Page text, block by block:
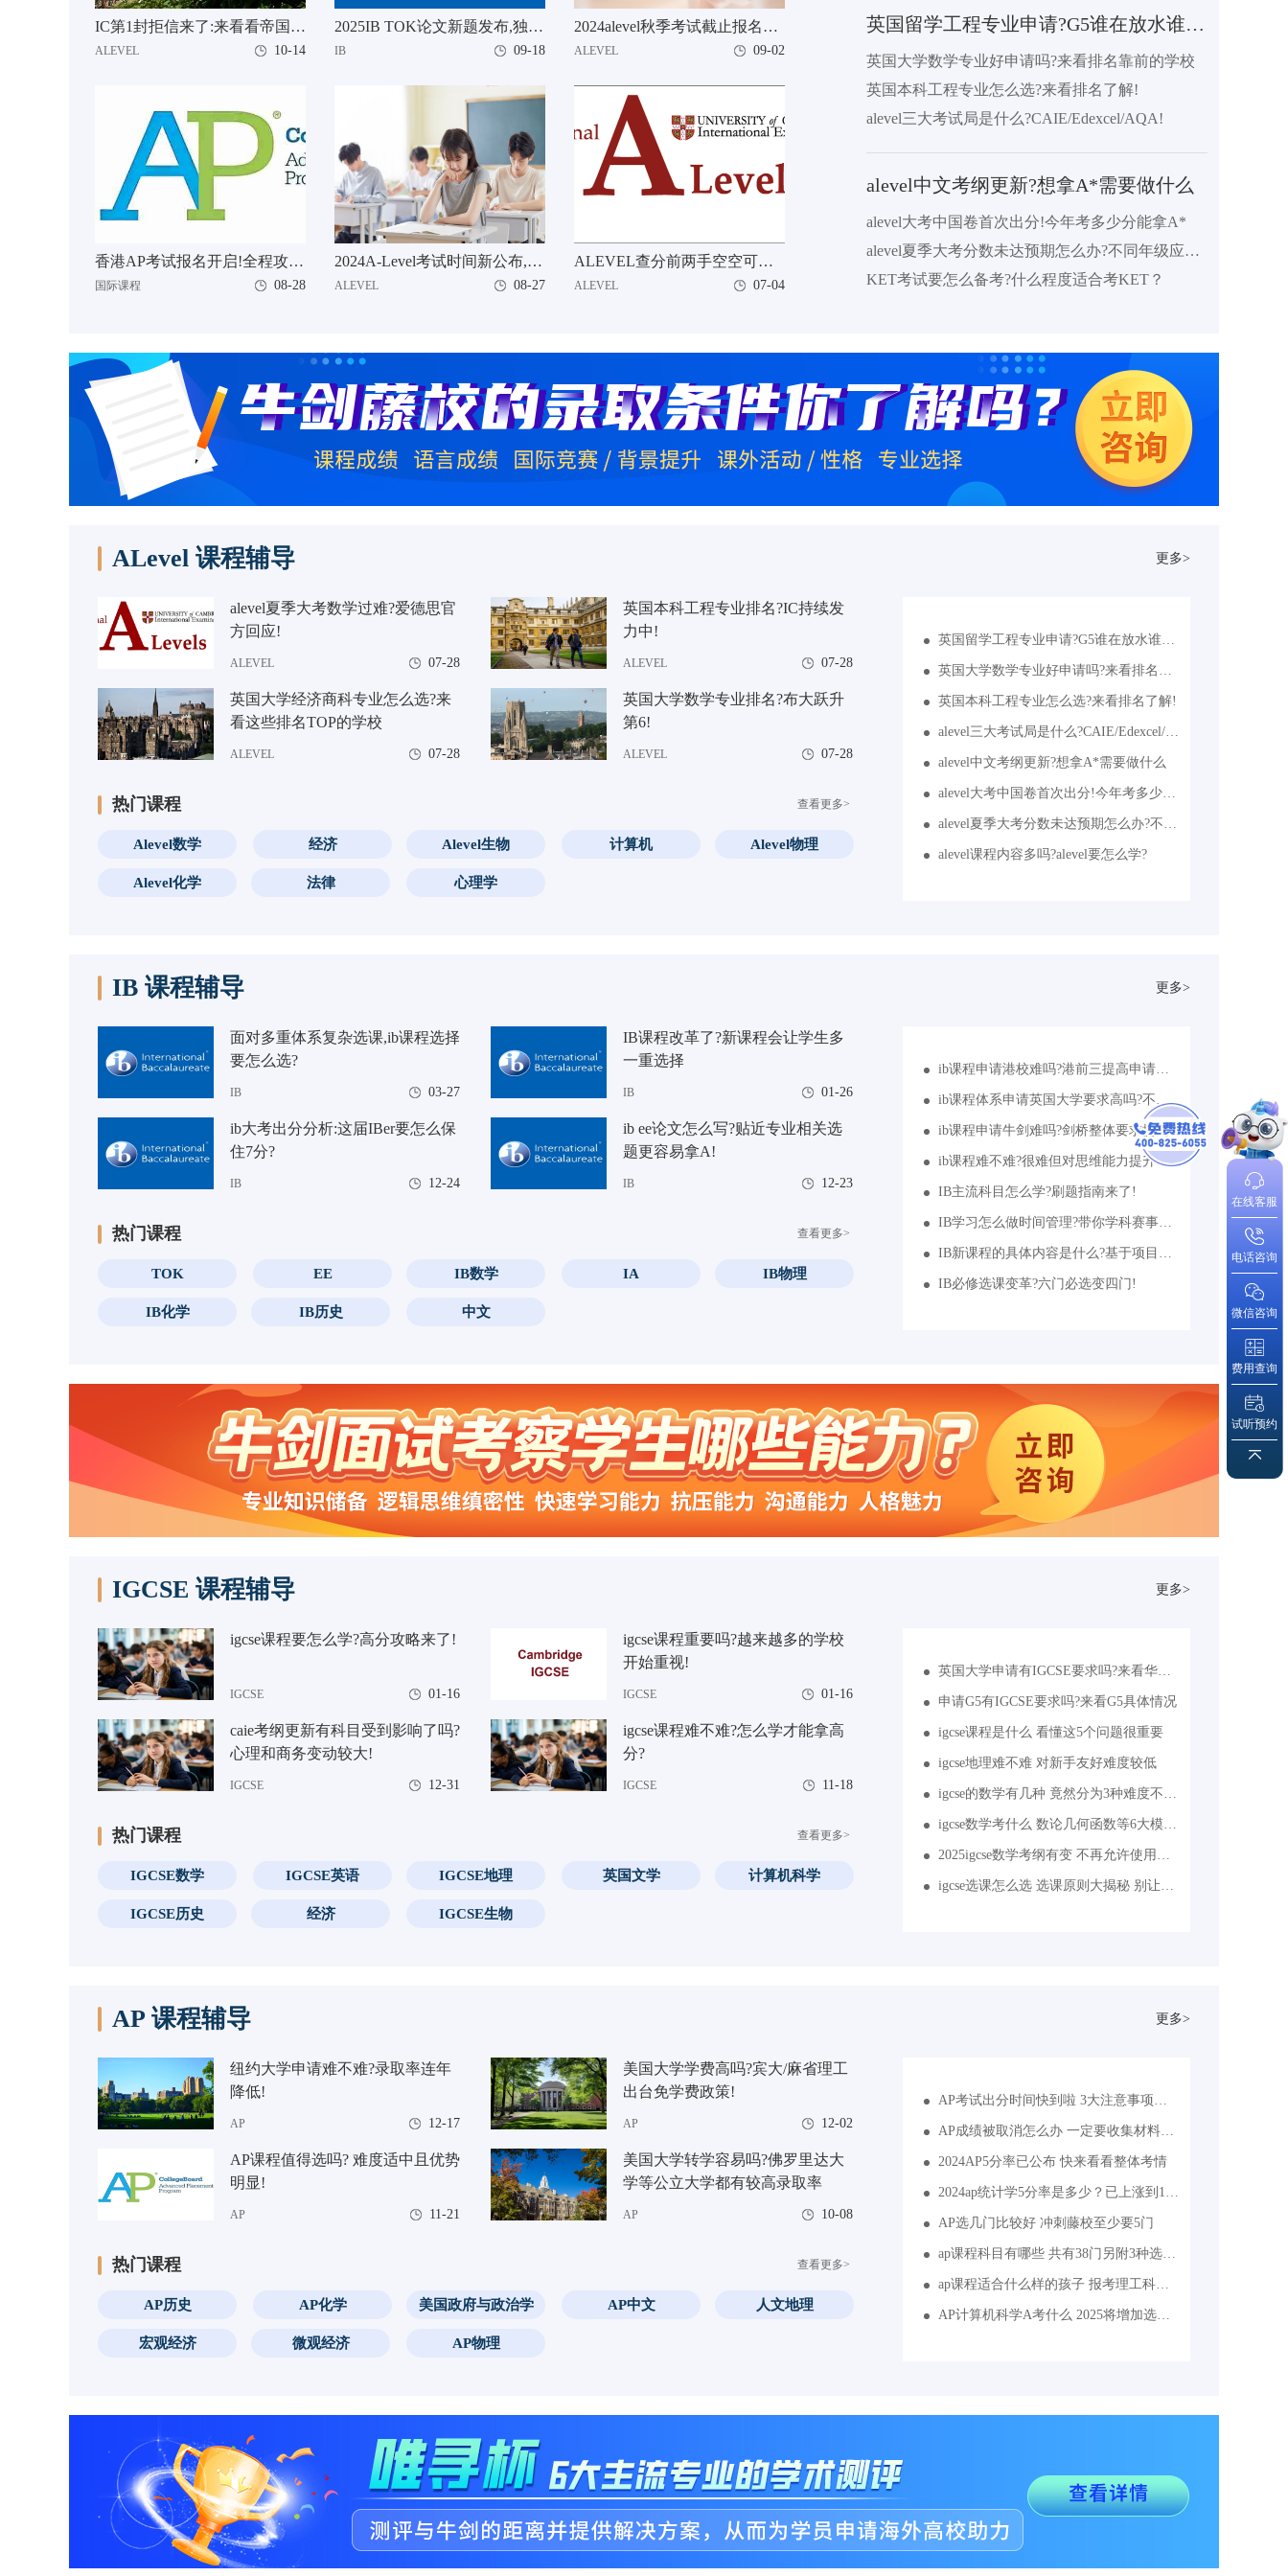
IC第1封拒信来了:来看看帝国理工拒信原因都有哪些
ALEVEL 10-14
2025IB TOK论文新题发布,独家千字破题思路来袭!
IB 09-18
2024alevel秋季考试截止报名时间?提前到9月2日
ALEVEL 09-02
香港AP考试报名开启!全程攻略建议收藏
国际课程 08-28
2024A-Level考试时间新公布,快来码住!
ALEVEL 08-27
ALEVEL查分前两手空空可不行 很多材料都要找好
ALEVEL 07-04
英国留学工程专业申请?G5谁在放水谁在收紧?
英国大学数学专业好申请吗?来看排名靠前的学校
英国本科工程专业怎么选?来看排名了解!
alevel三大考试局是什么?CAIE/Edexcel/AQA!
alevel中文考纲更新?想拿A*需要做什么
alevel大考中国卷首次出分!今年考多少分能拿A*
alevel夏季大考分数未达预期怎么办?不同年级应对策略来了!
KET考试要怎么备考?什么程度适合考KET？
ALevel 课程辅导 更多>
alevel夏季大考数学过难?爱德思官
方回应!
ALEVEL 07-28
英国本科工程专业排名?IC持续发
力中!
ALEVEL 07-28
英国大学经济商科专业怎么选?来
看这些排名TOP的学校
ALEVEL 07-28
英国大学数学专业排名?布大跃升
第6!
ALEVEL 07-28
热门课程 查看更多>
Alevel数学 经济 Alevel生物 计算机 Alevel物理
Alevel化学 法律 心理学
英国留学工程专业申请?G5谁在放水谁在收紧?
英国大学数学专业好申请吗?来看排名靠前的学校
英国本科工程专业怎么选?来看排名了解!
alevel三大考试局是什么?CAIE/Edexcel/AQA!
alevel中文考纲更新?想拿A*需要做什么
alevel大考中国卷首次出分!今年考多少分能拿A*
alevel夏季大考分数未达预期怎么办?不同年级应对策略来了!
alevel课程内容多吗?alevel要怎么学?
IB 课程辅导 更多>
面对多重体系复杂选课,ib课程选择
要怎么选?
IB 03-27
IB课程改革了?新课程会让学生多
一重选择
IB 01-26
ib大考出分分析:这届IBer要怎么保
住7分?
IB 12-24
ib ee论文怎么写?贴近专业相关选
题更容易拿A!
IB 12-23
热门课程 查看更多>
TOK EE IB数学 IA IB物理
IB化学 IB历史 中文
ib课程申请港校难吗?港前三提高申请要求!
ib课程体系申请英国大学要求高吗?不同专业有对应科目要求
ib课程申请牛剑难吗?剑桥整体要求提高!
ib课程难不难?很难但对思维能力提升大有裨益
IB主流科目怎么学?刷题指南来了!
IB学习怎么做时间管理?带你学科赛事多管齐下!
IB新课程的具体内容是什么?基于项目的学习内容
IB必修选课变革?六门必选变四门!
IGCSE 课程辅导 更多>
igcse课程要怎么学?高分攻略来了!
IGCSE 01-16
igcse课程重要吗?越来越多的学校
开始重视!
IGCSE 01-16
caie考纲更新有科目受到影响了吗?
心理和商务变动较大!
IGCSE 12-31
igcse课程难不难?怎么学才能拿高
分?
IGCSE 11-18
热门课程 查看更多>
IGCSE数学 IGCSE英语 IGCSE地理 英国文学 计算机科学
IGCSE历史 经济 IGCSE生物
英国大学申请有IGCSE要求吗?来看华威/曼大/爱大怎么说
申请G5有IGCSE要求吗?来看G5具体情况
igcse课程是什么 看懂这5个问题很重要
igcse地理难不难 对新手友好难度较低
igcse的数学有几种 竟然分为3种难度不同的课程
igcse数学考什么 数论几何函数等6大模块全包含
2025igcse数学考纲有变 不再允许使用计算器
igcse选课怎么选 选课原则大揭秘 别让自己输在起点
AP 课程辅导 更多>
纽约大学申请难不难?录取率连年
降低!
AP 12-17
美国大学学费高吗?宾大/麻省理工
出台免学费政策!
AP 12-02
AP课程值得选吗? 难度适中且优势
明显!
AP 11-21
美国大学转学容易吗?佛罗里达大
学等公立大学都有较高录取率
AP 10-08
热门课程 查看更多>
AP历史 AP化学 美国政府与政治学 AP中文 人文地理
宏观经济 微观经济 AP物理
AP考试出分时间快到啦 3大注意事项不能忽视
AP成绩被取消怎么办 一定要收集材料积极申诉
2024AP5分率已公布 快来看看整体考情
2024ap统计学5分率是多少？已上涨到17%
AP选几门比较好 冲刺藤校至少要5门
ap课程科目有哪些 共有38门另附3种选课组合
ap课程适合什么样的孩子 报考理工科且数理化基础好
AP计算机科学A考什么 2025将增加选择题比重
在线客服
电话咨询
微信咨询
费用查询
试听预约